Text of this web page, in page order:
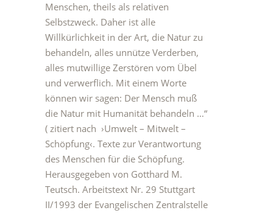
Menschen, theils als relativen
Selbstzweck. Daher ist alle
Willkürlichkeit in der Art, die Natur zu
behandeln, alles unnütze Verderben,
alles mutwillige Zerstören vom Übel
und verwerflich. Mit einem Worte
können wir sagen: Der Mensch muß
die Natur mit Humanität behandeln …“
( zitiert nach ›Umwelt – Mitwelt –
Schöpfung‹. Texte zur Verantwortung
des Menschen für die Schöpfung.
Herausgegeben von Gotthard M.
Teutsch. Arbeitstext Nr. 29 Stuttgart
II/1993 der Evangelischen Zentralstelle